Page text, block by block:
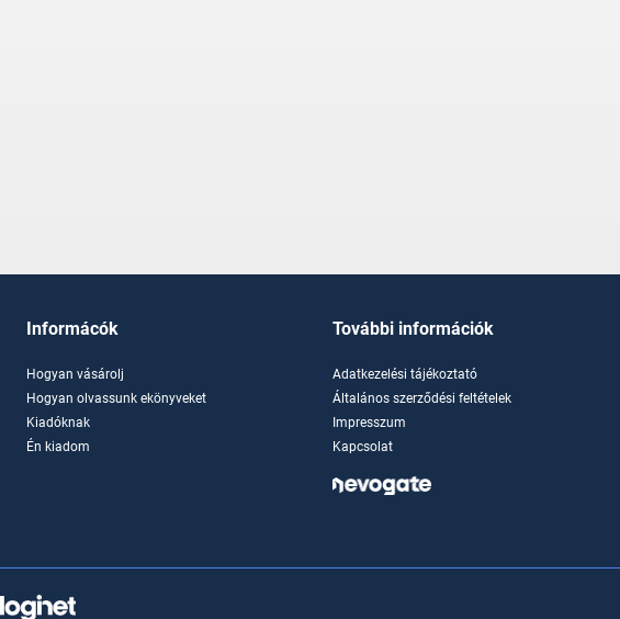
Informácók
Hogyan vásárolj
Hogyan olvassunk ekönyveket
Kiadóknak
Én kiadom
További információk
Adatkezelési tájékoztató
Általános szerződési feltételek
Impresszum
Kapcsolat